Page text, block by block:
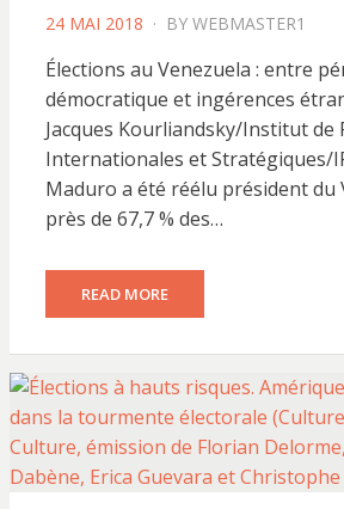
POSTED
24 MAI 2018 BY WEBMASTER1
Élections au Venezuela : entre
démocratique et ingérences
Jacques Kourliandsky/Institut de
Internationales et Stratégiques/
Maduro a été réélu président du
près de 67,7 % des…
READ MORE